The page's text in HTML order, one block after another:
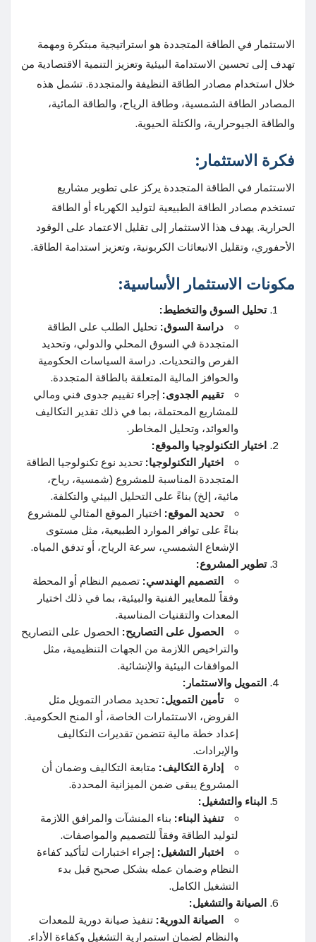
الاستثمار في الطاقة المتجددة هو استراتيجية مبتكرة ومهمة
تهدف إلى تحسين الاستدامة البيئية وتعزيز التنمية الاقتصادية من
خلال استخدام مصادر الطاقة النظيفة والمتجددة. تشمل هذه
المصادر الطاقة الشمسية، وطاقة الرياح، والطاقة المائية،
والطاقة الجيوحرارية، والكتلة الحيوية.
فكرة الاستثمار:
الاستثمار في الطاقة المتجددة يركز على تطوير مشاريع
تستخدم مصادر الطاقة الطبيعية لتوليد الكهرباء أو الطاقة
الحرارية. يهدف هذا الاستثمار إلى تقليل الاعتماد على الوقود
الأحفوري، وتقليل الانبعاثات الكربونية، وتعزيز استدامة الطاقة.
مكونات الاستثمار الأساسية:
تحليل السوق والتخطيط:
دراسة السوق: تحليل الطلب على الطاقة
المتجددة في السوق المحلي والدولي، وتحديد
الفرص والتحديات. دراسة السياسات الحكومية
والحوافز المالية المتعلقة بالطاقة المتجددة.
تقييم الجدوى: إجراء تقييم جدوى فني ومالي
للمشاريع المحتملة، بما في ذلك تقدير التكاليف
والعوائد، وتحليل المخاطر.
اختيار التكنولوجيا والموقع:
اختيار التكنولوجيا: تحديد نوع تكنولوجيا الطاقة
المتجددة المناسبة للمشروع (شمسية، رياح،
مائية، إلخ) بناءً على التحليل البيئي والتكلفة.
تحديد الموقع: اختيار الموقع المثالي للمشروع
بناءً على توافر الموارد الطبيعية، مثل مستوى
الإشعاع الشمسي، سرعة الرياح، أو تدفق المياه.
تطوير المشروع:
التصميم الهندسي: تصميم النظام أو المحطة
وفقاً للمعايير الفنية والبيئية، بما في ذلك اختيار
المعدات والتقنيات المناسبة.
الحصول على التصاريح: الحصول على التصاريح
والتراخيص اللازمة من الجهات التنظيمية، مثل
الموافقات البيئية والإنشائية.
التمويل والاستثمار:
تأمين التمويل: تحديد مصادر التمويل مثل
القروض، الاستثمارات الخاصة، أو المنح الحكومية.
إعداد خطة مالية تتضمن تقديرات التكاليف
والإيرادات.
إدارة التكاليف: متابعة التكاليف وضمان أن
المشروع يبقى ضمن الميزانية المحددة.
البناء والتشغيل:
تنفيذ البناء: بناء المنشآت والمرافق اللازمة
لتوليد الطاقة وفقاً للتصميم والمواصفات.
اختبار التشغيل: إجراء اختبارات لتأكيد كفاءة
النظام وضمان عمله بشكل صحيح قبل بدء
التشغيل الكامل.
الصيانة والتشغيل:
الصيانة الدورية: تنفيذ صيانة دورية للمعدات
والنظام لضمان استمرارية التشغيل وكفاءة الأداء.